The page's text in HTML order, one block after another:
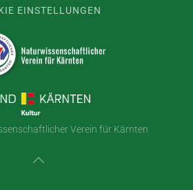
EINSTELLUNGEN
Verein für Kärnten